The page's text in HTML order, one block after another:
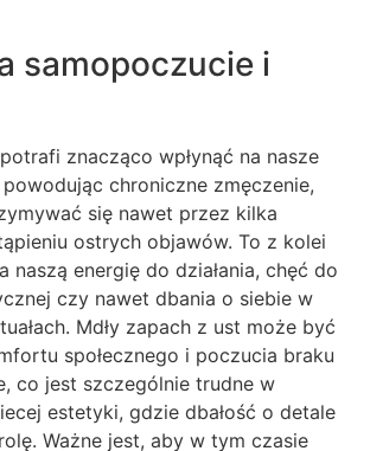
samopoczucie i
znacząco wpłynąć na nasze
chroniczne zmęczenie,
się nawet przez kilka
ostrych objawów. To z kolei
naszą energię do działania, chęć do
czy nawet dbania o siebie w
Mdły zapach z ust może być
społecznego i poczucia braku
co jest szczególnie trudne w
estetyki, gdzie dbałość o detale
Ważne jest, aby w tym czasie